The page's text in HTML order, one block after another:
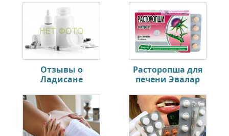
Отзывы о
Ладисане
Расторопша для
печени Эвалар